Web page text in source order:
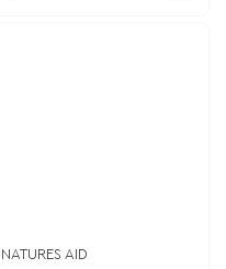
NATURES AID